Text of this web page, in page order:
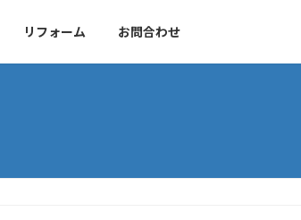
リフォーム お問合わせ